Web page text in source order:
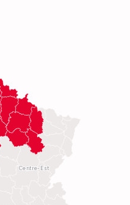
Centre-Est